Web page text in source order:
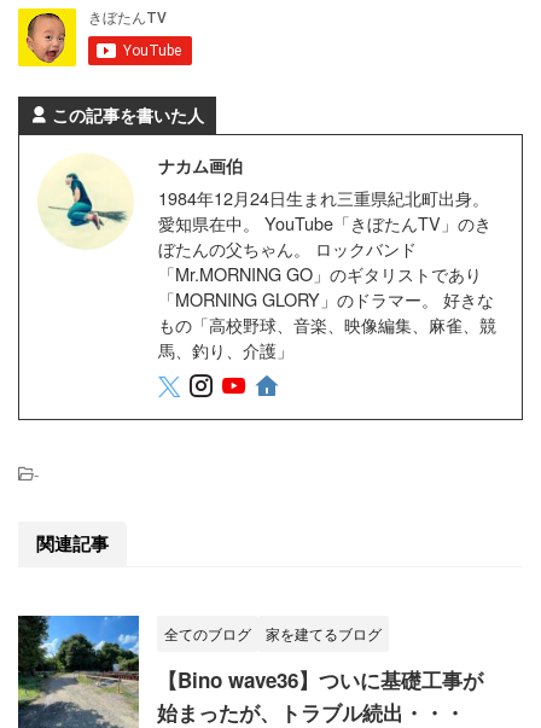
この記事を書いた人
ナカム画伯
1984年12月24日生まれ三重県紀北町出身。
愛知県在中。 YouTube「きぼたんTV」のき
ぼたんの父ちゃん。 ロックバンド
「Mr.MORNING GO」のギタリストであり
「MORNING GLORY」のドラマー。 好きな
もの「高校野球、音楽、映像編集、麻雀、競
馬、釣り、介護」
-
関連記事
全てのブログ 家を建てるブログ
【Bino wave36】ついに基礎工事が
始まったが、トラブル続出・・・